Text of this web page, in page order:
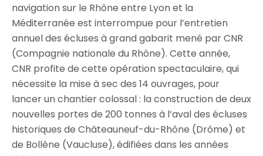
navigation sur le Rhône entre Lyon et la
Méditerranée est interrompue pour l’entretien
annuel des écluses à grand gabarit mené par CNR
(Compagnie nationale du Rhône). Cette année,
CNR profite de cette opération spectaculaire, qui
nécessite la mise à sec des 14 ouvrages, pour
lancer un chantier colossal : la construction de deux
nouvelles portes de 200 tonnes à l’aval des écluses
historiques de Châteauneuf-du-Rhône (Drôme) et
de Bollène (Vaucluse), édifiées dans les années